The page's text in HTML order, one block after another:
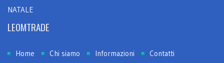
NATALE
LEOMTRADE
Home Chi siamo Informazioni Contatti